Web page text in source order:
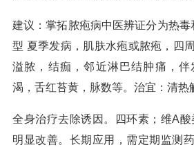
建议：掌拓脓疱病中医辨证分为热
型 夏季发病，肌肤水疱或脓疱，四
溢脓，结痂，邻近淋巴结肿痛，伴
渴，舌红苔黄，脉数等。治宜：清热
全身治疗去除诱因。四环素；维A
明显改善。长期应用，需定期监测